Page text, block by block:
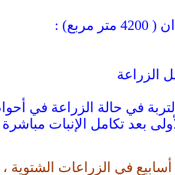
:
الزراعة
في حالة الزراعة في
بعد تكامل الإنبات مباشرة